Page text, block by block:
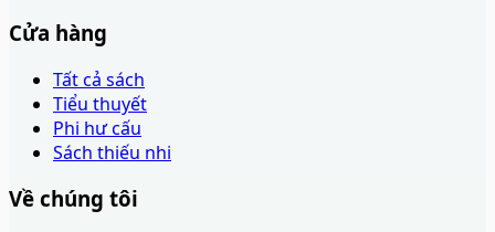
Cửa hàng
Tất cả sách
Tiểu thuyết
Phi hư cấu
Sách thiếu nhi
Về chúng tôi